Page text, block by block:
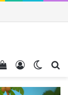
Entrar
Veja seu